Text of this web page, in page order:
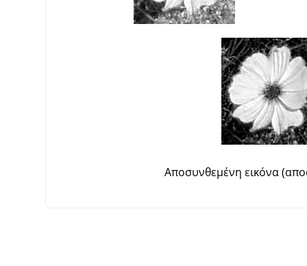
Αποσυνθεμένη εικόνα